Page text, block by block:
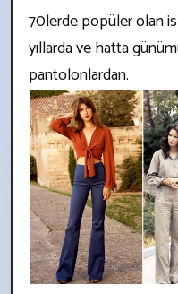
70lerde popüler olan
yıllarda ve hatta
pantolonlardan.